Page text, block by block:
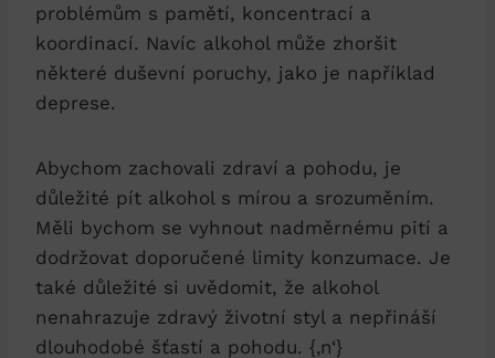
problémům s pamětí, koncentrací a
koordinací. Navíc alkohol může zhoršit
některé duševní poruchy, jako je například
deprese.
Abychom zachovali zdraví a pohodu, je
důležité pít alkohol s mírou a srozuměním.
Měli bychom se vyhnout nadměrnému pití a
dodržovat doporučené limity konzumace. Je
také důležité si uvědomit, že alkohol
nenahrazuje zdravý životní styl a nepřináší
dlouhodobé šťastí a pohodu. {‚n‘}